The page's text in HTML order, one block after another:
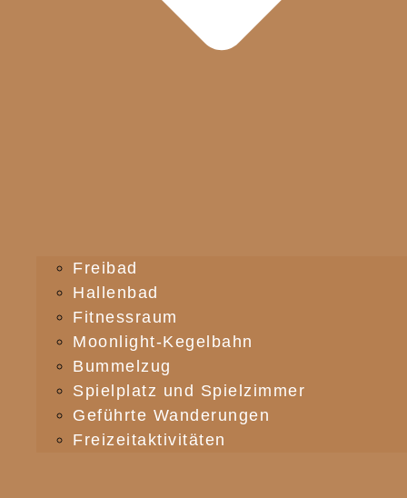
Freibad
Hallenbad
Fitnessraum
Moonlight-Kegelbahn
Bummelzug
Spielplatz und Spielzimmer
Geführte Wanderungen
Freizeitaktivitäten